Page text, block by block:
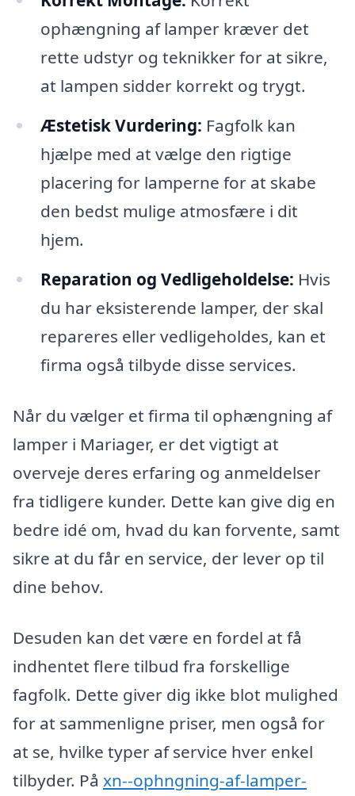
ophængning af lamper kræver det
rette udstyr og teknikker for at sikre,
at lampen sidder korrekt og trygt.
Æstetisk Vurdering: Fagfolk kan
hjælpe med at vælge den rigtige
placering for lamperne for at skabe
den bedst mulige atmosfære i dit
hjem.
Reparation og Vedligeholdelse: Hvis
du har eksisterende lamper, der skal
repareres eller vedligeholdes, kan et
firma også tilbyde disse services.
Når du vælger et firma til ophængning af
lamper i Mariager, er det vigtigt at
overveje deres erfaring og anmeldelser
fra tidligere kunder. Dette kan give dig en
bedre idé om, hvad du kan forvente, samt
sikre at du får en service, der lever op til
dine behov.
Desuden kan det være en fordel at få
indhentet flere tilbud fra forskellige
fagfolk. Dette giver dig ikke blot mulighed
for at sammenligne priser, men også for
at se, hvilke typer af service hver enkel
tilbyder. På xn--ophngning-af-lamper-